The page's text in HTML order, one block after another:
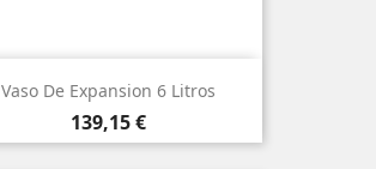
Vaso De Expansion 6 Litros
Precio
139,15 €